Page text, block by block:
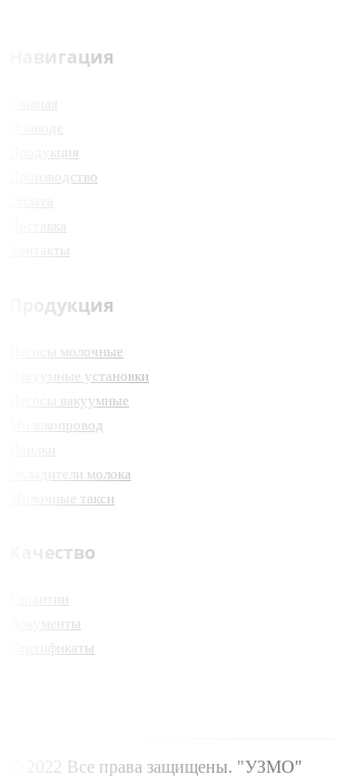
Навигация
Главная
О заводе
Продукция
Производство
Доставка
Контакты
Продукция
Насосы молочные
Вакуумные установки
Насосы вакуумные
Молокопровод
Охладители молока
Молочные такси
Качество
Гарантии
Документы
Сертификаты
© 2022 Все права защищены. "УЗМО"